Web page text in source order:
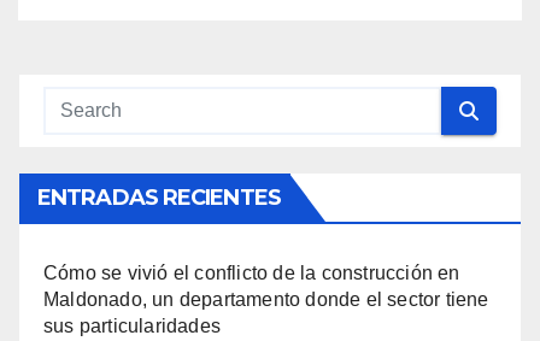
ENTRADAS RECIENTES
Cómo se vivió el conflicto de la construcción en
Maldonado, un departamento donde el sector tiene
sus particularidades